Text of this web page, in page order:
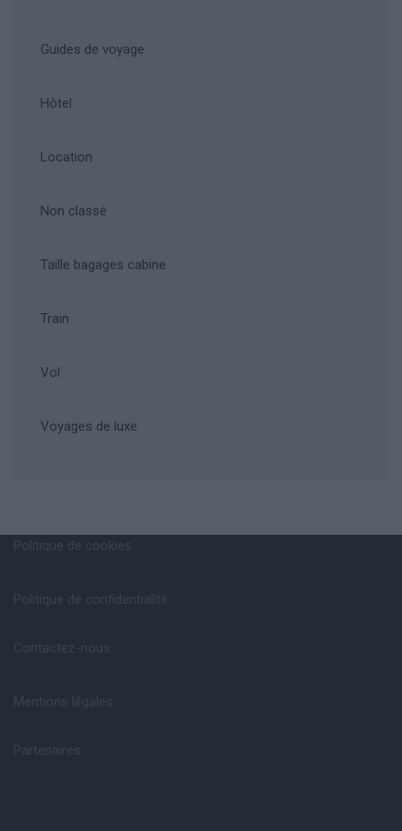
Guides de voyage
Hôtel
Location
Non classé
Taille bagages cabine
Train
Vol
Voyages de luxe